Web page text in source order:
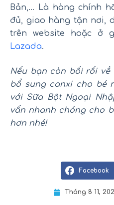
Bản,… Là hàng chính
đủ, giao hàng tận nơi,
trên website hoặc ở
Lazada.
Nếu bạn còn bối rối về
bổ sung canxi cho bé
với Sữa Bột Ngoại
vấn nhanh chóng cho
hơn nhé!
Facebook
Tháng 8 11,